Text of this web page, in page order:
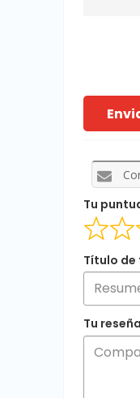
Tu
Título de
Tu reseña